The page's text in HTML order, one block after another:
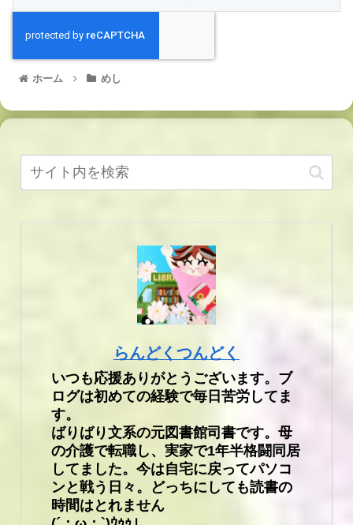
ホーム めし
らんどくつんどく
いつも応援ありがとうございます。ブ
ログは初めての経験で毎日苦労してま
す。
ばりばり文系の元図書館司書です。母
の介護で転職し、実家で1年半格闘同居
してました。今は自宅に戻ってパソコ
ンと戦う日々。どっちにしても読書の
時間はとれません